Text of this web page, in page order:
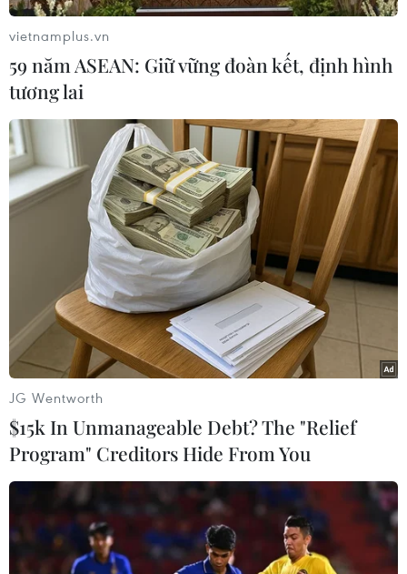
Giao tranh tại Sudan: Liên hợp quốc cảnh
báo nguy cơ xung đột sắc tộc
23/05/2023 01:56
Ngày 22/5, đặc phái viên Liên hợp quốc về Sudan
tuyên bố tình hình bất ổn tại Sudan đang khiến nguy cơ
xung đột sắc tộc ngày càng tăng, có khả năng gây ra
những tác động sâu rộng với khu vực.
vietnamplus.vn
59 năm ASEAN: Giữ vững đoàn kết, định hình
tương lai
JG Wentworth
$15k In Unmanageable Debt? The "Relief
Program" Creditors Hide From You